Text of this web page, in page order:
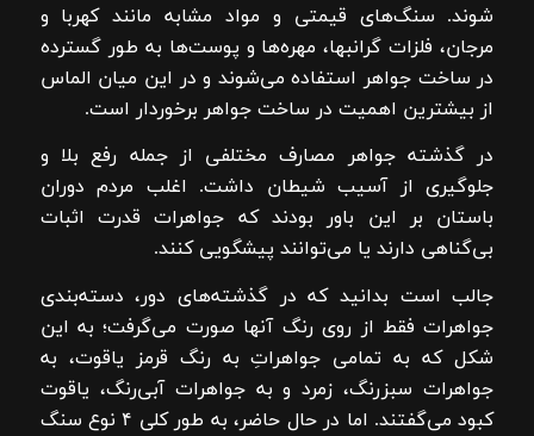
شوند. سنگ‌های قیمتی و مواد مشابه مانند کهربا و
مرجان، فلزات گرانبها، مهره‌ها و پوست‌ها به طور گسترده
در ساخت جواهر استفاده می‌شوند و در این میان الماس
از بیشترین اهمیت در ساخت جواهر برخوردار است.
در گذشته جواهر مصارف مختلفی از جمله رفع بلا و
جلوگیری از آسیب شیطان داشت. اغلب مردم دوران
باستان بر این باور بودند که جواهرات قدرت اثبات
بی‌گناهی دارند یا می‌توانند پیشگویی کنند.
جالب است بدانید که در گذشته‌های دور، دسته‌بندی
جواهرات فقط از روی رنگ آنها صورت می‌گرفت؛ به این
شکل که به تمامی جواهراتِ به رنگ قرمز یاقوت، به
جواهرات سبزرنگ، زمرد و به جواهرات آبی‌رنگ، یاقوت
کبود می‌گفتند. اما در حال حاضر، به طور کلی ۴ نوع سنگ